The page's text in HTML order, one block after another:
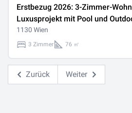
Erstbezug 2026: 3-Zimmer-
Luxusprojekt mit Pool und
1130 Wien
3 Zimmer 76 ㎡
Zurück Weiter